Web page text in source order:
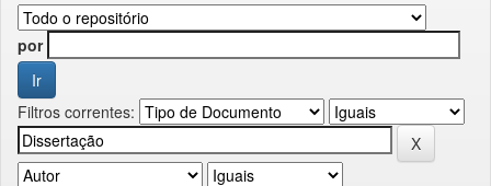
por
Filtros correntes: